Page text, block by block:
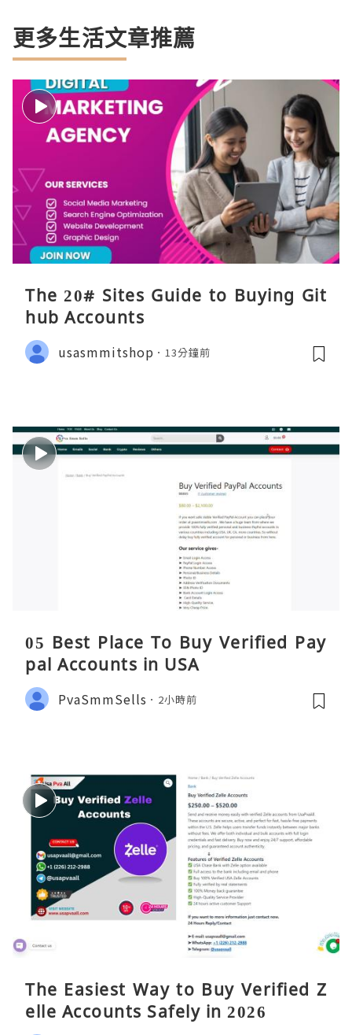
更多生活文章推薦
The 20# Sites Guide to Buying Git
hub Accounts
usasmmitshop 13分鐘前
05 Best Place To Buy Verified Pay
pal Accounts in USA
PvaSmmSells 2小時前
The Easiest Way to Buy Verified Z
elle Accounts Safely in 2026